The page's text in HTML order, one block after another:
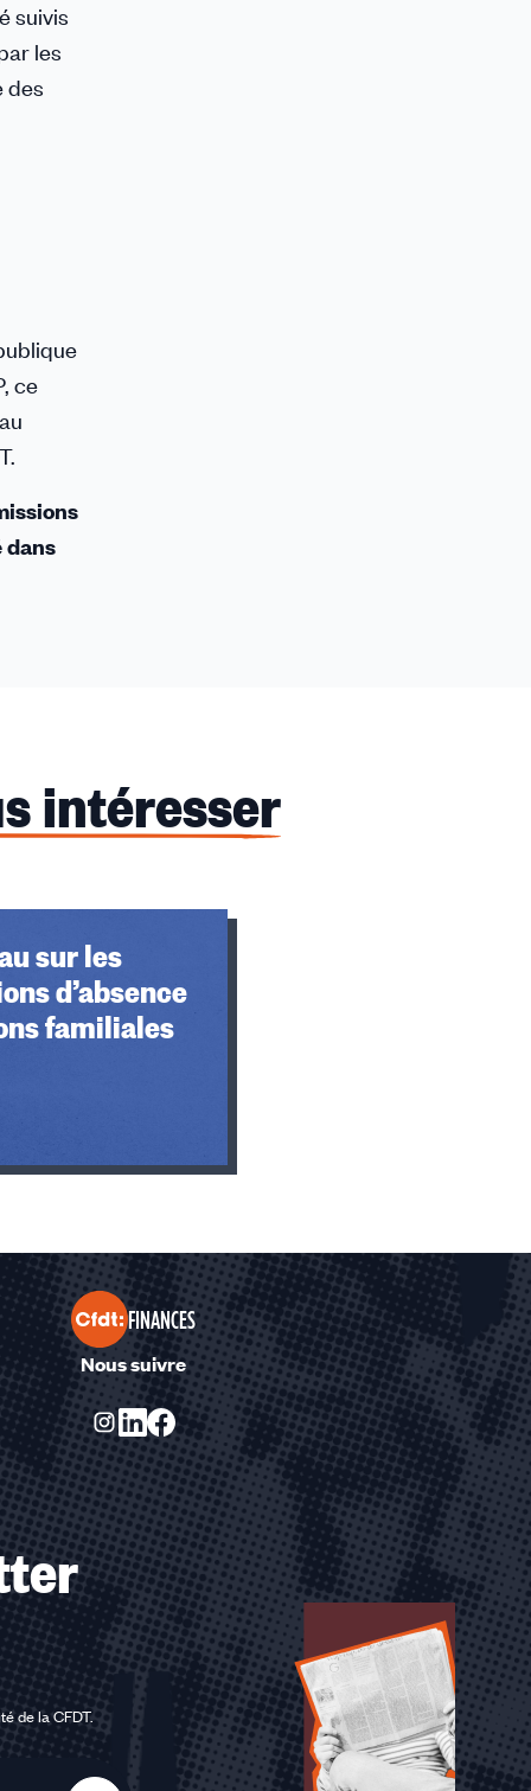
suivis
les
des
ce
dans
intéresser
sur les
d’absence
familiales
FINANCES
Nous suivre
de la CFDT.